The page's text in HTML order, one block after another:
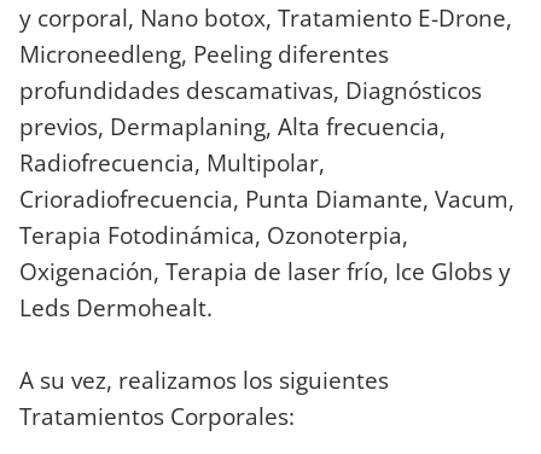
y corporal, Nano botox, Tratamiento E-Drone,
Microneedleng, Peeling diferentes
profundidades descamativas, Diagnósticos
previos, Dermaplaning, Alta frecuencia,
Radiofrecuencia, Multipolar,
Crioradiofrecuencia, Punta Diamante, Vacum,
Terapia Fotodinámica, Ozonoterpia,
Oxigenación, Terapia de laser frío, Ice Globs y
Leds Dermohealt.
A su vez, realizamos los siguientes
Tratamientos Corporales: